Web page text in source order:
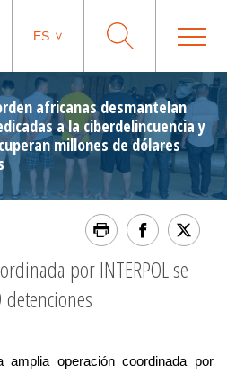
ES
africanas desmantelan
a la ciberdelincuencia y
millones de dólares
por INTERPOL se
operación coordinada por